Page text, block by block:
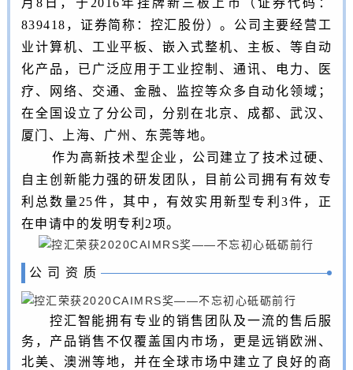
月8日， 于2016年挂牌新三板上市（证券代码：
839418，证券简称：控汇股份）。公司主要经营工
业计算机、工业平板、嵌入式整机、主板、等自动
化产品，已广泛应用于工业控制、通讯、电力、医
疗、网络、交通、金融、监控等众多自动化领域；
在全国设立了分公司，分别在北京、成都、武汉、
厦门、上海、广州、东莞等地。
作为高新技术型企业，公司建立了技术过硬、
自主创新能力强的研发团队，目前公司拥有有效专
利总数量25件，其中，有效实用新型专利3件，正
在申请中的发明专利2项。
公 司 资 质
控汇智能拥有专业的销售团队及一流的售后服
务，产品销售不仅覆盖国内市场，更是远销欧洲、
北美、澳洲等地，并在全球市场中建立了良好的商